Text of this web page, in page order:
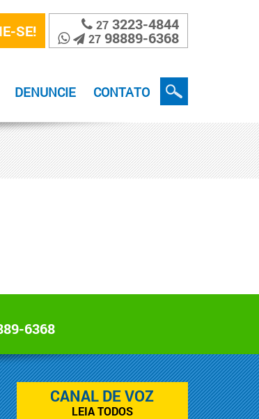
SE! 27 3223-4844
27 98889-6368
DENUNCIE CONTATO
6368
CANAL DE VOZ
LEIA TODOS